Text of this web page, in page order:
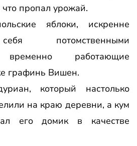
пропал урожай.
яблоки, искренне
потомственными
временно работающие
графинь Вишен.
который настолько
на краю деревни, а кум
его домик в качестве